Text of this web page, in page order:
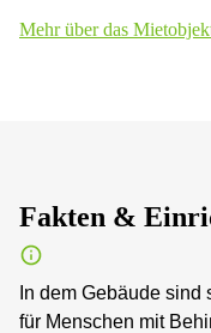
Mehr über das
Fakten &
In dem Gebäude
für Menschen mit